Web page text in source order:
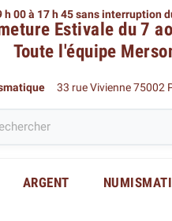
h 00 à 17 h 45 sans interruption
Estivale du 7
Toute l'équipe
33 rue Vivienne 75002
ARGENT